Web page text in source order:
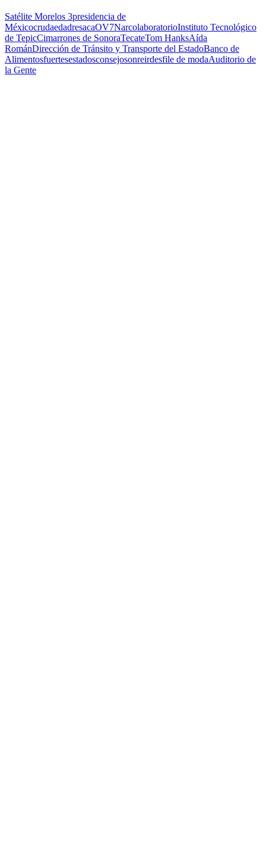
Satélite Morelos 3presidencia de
MéxicocrudaedadresacaOV7NarcolaboratorioInstituto Tecnológico
de TepicCimarrones de SonoraTecateTom HanksAída
RománDirección de Tránsito y Transporte del EstadoBanco de
Alimentosfuertesestadosconsejosonreirdesfile de modaAuditorio de
la Gente